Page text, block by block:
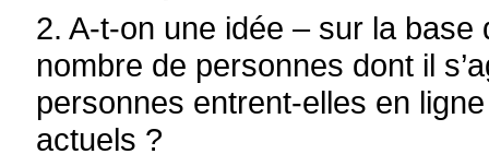
2. A-t-on une idée – sur la
nombre de personnes dont il
personnes entrent-elles en
actuels ?